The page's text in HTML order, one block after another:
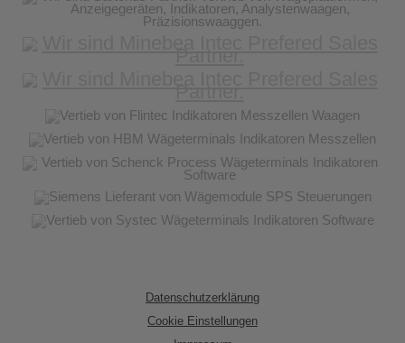
Datenschutzerklärung
Cookie Einstellungen